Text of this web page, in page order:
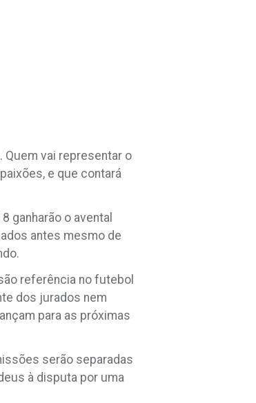
Quem vai representar o
e que contará
ganharão o avental
antes mesmo de
referência no futebol
dos jurados nem
para as próximas
serão separadas
à disputa por uma